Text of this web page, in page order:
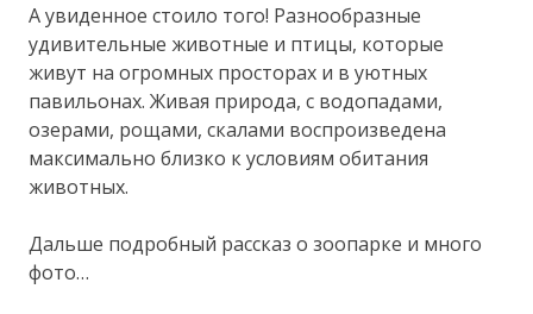
А увиденное стоило того! Разнообразные
удивительные животные и птицы, которые
живут на огромных просторах и в уютных
павильонах. Живая природа, с водопадами,
озерами, рощами, скалами воспроизведена
максимально близко к условиям обитания
животных.
Дальше подробный рассказ о зоопарке и много
фото…